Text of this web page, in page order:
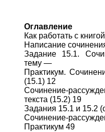
Оглавление
Как работать с
Написание
Задание 15.1.
тему —
Практикум.
(15.1) 12
Сочинение-
текста (15.2) 19
Задания 15.1 и 15.2
Сочинение-
Практикум 49